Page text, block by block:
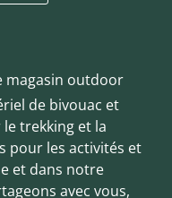
magasin outdoor
de bivouac et
trekking et la
pour les activités et
et dans notre
avec vous,